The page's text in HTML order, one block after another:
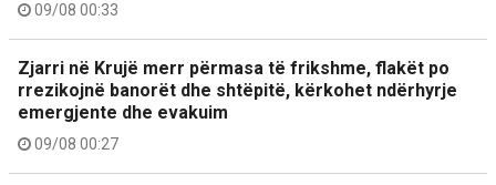
09/08 00:33
Zjarri në Krujë merr përmasa të frikshme, flakët po
rrezikojnë banorët dhe shtëpitë, kërkohet ndërhyrje
emergjente dhe evakuim
09/08 00:27